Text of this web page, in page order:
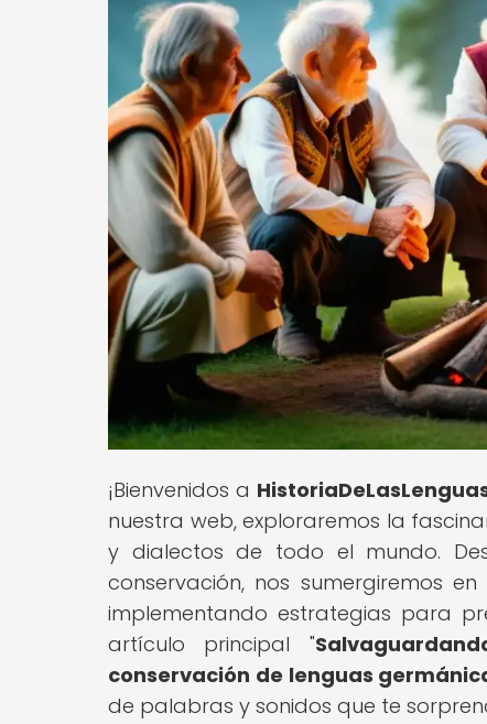
¡Bienvenidos a
nuestra web, exploraremos la
y dialectos de todo el mundo.
conservación, nos sumergiremos
implementando estrategias para
artículo principal "
conservación de lenguas
de palabras y sonidos que te